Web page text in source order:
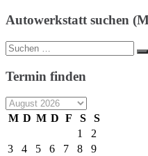
Autowerkstatt suchen
Suche
nach:
Termin finden
M D M D F S
S
1
2
3
4 5 6 7 8
9